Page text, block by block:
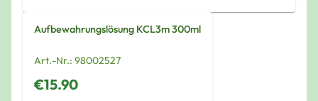
Aufbewahrungslösung KCL3m 300ml
Art.-Nr.: 98002527
€15.90